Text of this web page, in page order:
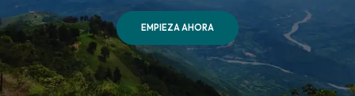
EMPIEZA AHORA